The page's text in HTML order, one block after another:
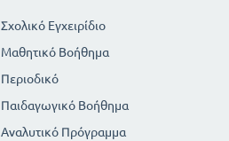
Σχολικό Εγχειρίδιο
Μαθητικό Βοήθημα
Περιοδικό
Παιδαγωγικό Βοήθημα
Αναλυτικό Πρόγραμμα